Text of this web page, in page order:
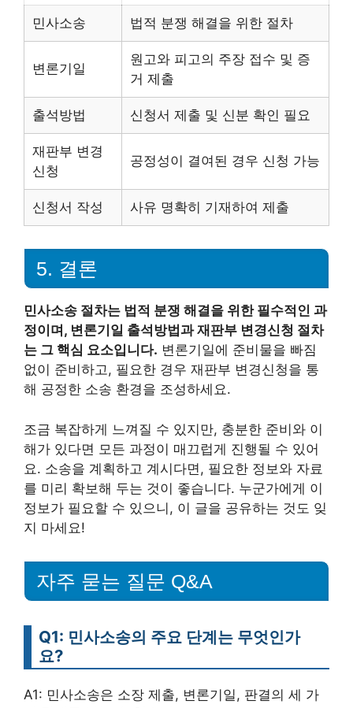
민사소송 법적 분쟁 해결을 위한 절차
변론기일
원고와 피고의 주장 접수 및 증
거 제출
출석방법 신청서 제출 및 신분 확인 필요
재판부 변경
신청
공정성이 결여된 경우 신청 가능
신청서 작성 사유 명확히 기재하여 제출
5. 결론
민사소송 절차는 법적 분쟁 해결을 위한 필수적인 과
정이며, 변론기일 출석방법과 재판부 변경신청 절차
는 그 핵심 요소입니다. 변론기일에 준비물을 빠짐
없이 준비하고, 필요한 경우 재판부 변경신청을 통
해 공정한 소송 환경을 조성하세요.
조금 복잡하게 느껴질 수 있지만, 충분한 준비와 이
해가 있다면 모든 과정이 매끄럽게 진행될 수 있어
요. 소송을 계획하고 계시다면, 필요한 정보와 자료
를 미리 확보해 두는 것이 좋습니다. 누군가에게 이
정보가 필요할 수 있으니, 이 글을 공유하는 것도 잊
지 마세요!
자주 묻는 질문 Q&A
Q1: 민사소송의 주요 단계는 무엇인가
요?
A1: 민사소송은 소장 제출, 변론기일, 판결의 세 가